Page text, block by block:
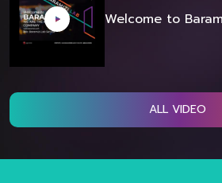
Welcome to
ALL VIDEO